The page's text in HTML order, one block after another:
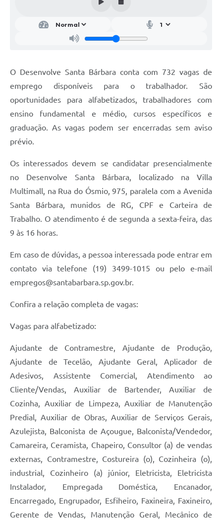
Parcerias com Organização da Sociedade Civil (OSC)
Conselhos Municipais
Principal
Galeria de Fotos
Notícias
Legislação
Links
Enquete
Jornal
Agenda
Contato
O Desenvolve Santa Bárbara conta com 732 vagas de
emprego disponíveis para o trabalhador. São
oportunidades para alfabetizados, trabalhadores com
ensino fundamental e médio, cursos específicos e
graduação. As vagas podem ser encerradas sem aviso
prévio.
Os interessados devem se candidatar presencialmente
no Desenvolve Santa Bárbara, localizado na Villa
Multimall, na Rua do Ósmio, 975, paralela com a Avenida
Santa Bárbara, munidos de RG, CPF e Carteira de
Trabalho. O atendimento é de segunda a sexta-feira, das
9 às 16 horas.
Em caso de dúvidas, a pessoa interessada pode entrar em
contato via telefone (19) 3499-1015 ou pelo e-mail
empregos@santabarbara.sp.gov.br.
Confira a relação completa de vagas:
Vagas para alfabetizado:
Ajudante de Contramestre, Ajudante de Produção,
Ajudante de Tecelão, Ajudante Geral, Aplicador de
Adesivos, Assistente Comercial, Atendimento ao
Cliente/Vendas, Auxiliar de Bartender, Auxiliar de
Cozinha, Auxiliar de Limpeza, Auxiliar de Manutenção
Predial, Auxiliar de Obras, Auxiliar de Serviços Gerais,
Azulejista, Balconista de Açougue, Balconista/Vendedor,
Camareira, Ceramista, Chapeiro, Consultor (a) de vendas
externas, Contramestre, Costureira (o), Cozinheira (o),
industrial, Cozinheiro (a) júnior, Eletricista, Eletricista
Instalador, Empregada Doméstica, Encanador,
Encarregado, Engrupador, Esfiheiro, Faxineira, Faxineiro,
Gerente de Vendas, Manutenção Geral, Mecânico de